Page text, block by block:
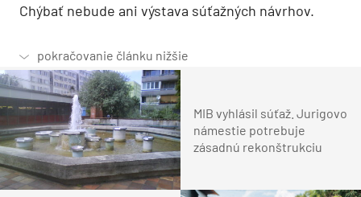
Chýbať nebude ani výstava súťažných návrhov.
MIB vyhlásil súťaž. Jurigovo
námestie potrebuje
zásadnú rekonštrukciu